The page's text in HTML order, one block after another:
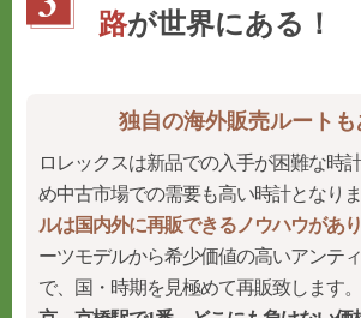
路が世界にある！
独自の海外販売ルート
ロレックスは新品での入手が困難な時
め中古市場での需要も高い時計となりま
ルは国内外に再販できるノウハウがあ
ーツモデルから希少価値の高いアンテ
で、国・時期を見極めて再販致します